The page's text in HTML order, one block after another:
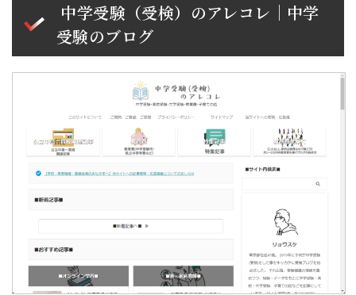
中学受験（受検）のアレコレ｜中学
受験のブログ